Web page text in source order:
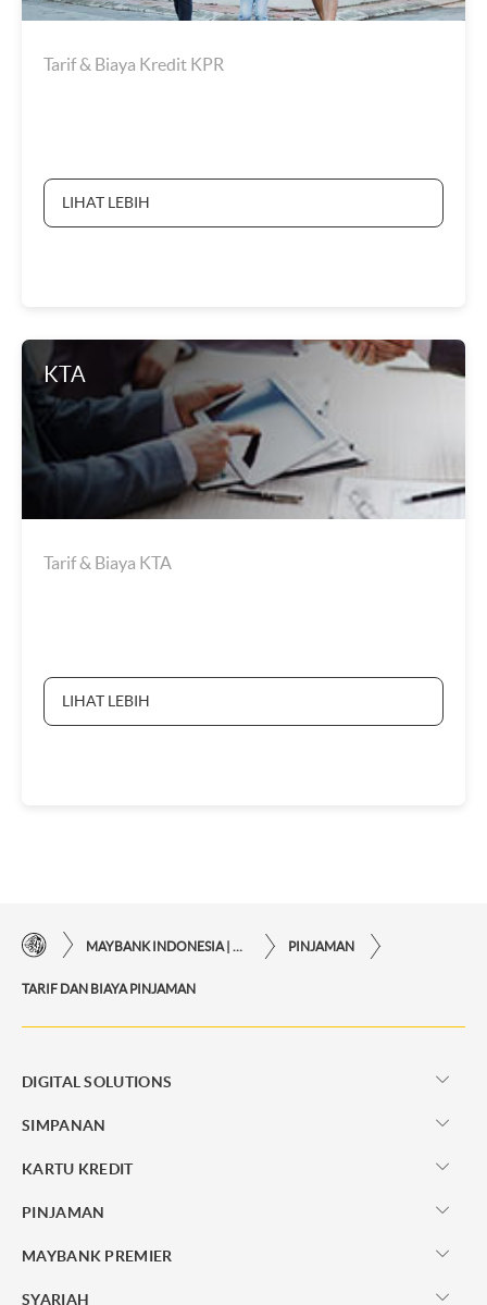
Tarif & Biaya Kredit KPR
LIHAT LEBIH
KTA
Tarif & Biaya KTA
LIHAT LEBIH
PINJAMAN
TARIF DAN BIAYA PINJAMAN
DIGITAL SOLUTIONS
SIMPANAN
KARTU KREDIT
PINJAMAN
MAYBANK PREMIER
SYARIAH